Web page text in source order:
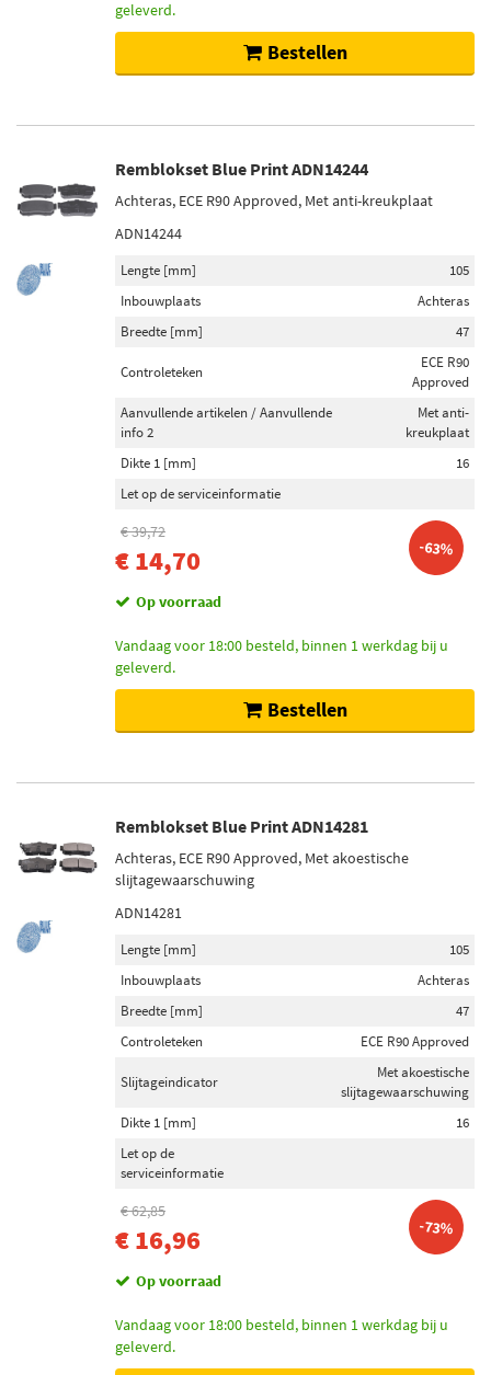
geleverd.
Bestellen
Remblokset Blue Print ADN14244
Achteras, ECE R90 Approved, Met anti-kreukplaat
ADN14244
Lengte [mm]
105
Inbouwplaats
Achteras
Breedte [mm]
47
Controleteken
ECE R90
Approved
Aanvullende artikelen / Aanvullende
info 2
Met anti-
kreukplaat
Dikte 1 [mm]
16
Let op de serviceinformatie
€ 39,72
€ 14,70 -63%
Op voorraad
Vandaag voor 18:00 besteld, binnen 1 werkdag bij u
geleverd.
Bestellen
Remblokset Blue Print ADN14281
Achteras, ECE R90 Approved, Met akoestische
slijtagewaarschuwing
ADN14281
Lengte [mm]
105
Inbouwplaats
Achteras
Breedte [mm]
47
Controleteken
ECE R90 Approved
Slijtageindicator
Met akoestische
slijtagewaarschuwing
Dikte 1 [mm]
16
Let op de
serviceinformatie
€ 62,85
€ 16,96 -73%
Op voorraad
Vandaag voor 18:00 besteld, binnen 1 werkdag bij u
geleverd.